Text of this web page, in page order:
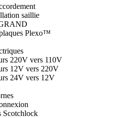
saillie
Plexo™
220V vers 110V
12V vers 220V
24V vers 12V
Scotchlock